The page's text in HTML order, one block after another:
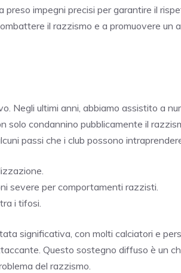
preso impegni precisi per garantire il
il razzismo e a promuovere un
Negli ultimi anni, abbiamo assistito a
solo condannino pubblicamente il
passi che i club possono
severe per comportamenti razzisti.
i tifosi.
significativa, con molti calciatori e
Questo sostegno diffuso è un
del razzismo.